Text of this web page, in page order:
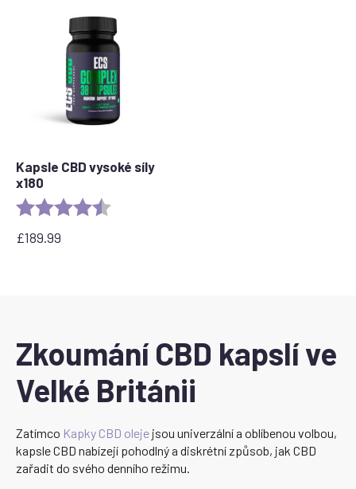
Kapsle CBD vysoké síly
x180
Rating:
£189.99
Zkoumání CBD kapslí ve
Velké Británii
Zatímco Kapky CBD oleje jsou univerzální a oblíbenou volbou,
kapsle CBD nabízejí pohodlný a diskrétní způsob, jak CBD
zařadit do svého denního režimu.